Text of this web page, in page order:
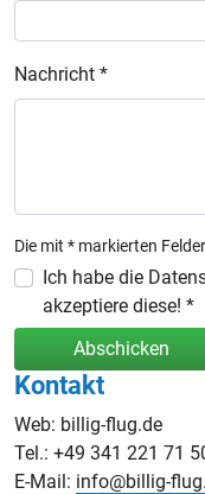
Nachricht *
Die mit * markierten
Ich habe die
akzeptiere diese! *
Abschicken
Kontakt
Web: billig-flug.de
Tel.: +49 341 221 71
E-Mail: info@billig-